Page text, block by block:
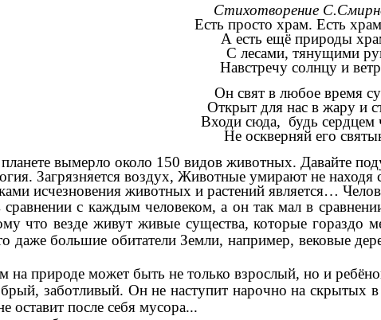
Стихотворение
Есть просто храм. Есть
А есть ещё природы
С лесами, тянущими
Навстречу солнцу и
Он свят в любое время
Открыт для нас в жару и
Входи сюда, будь сердцем
Не оскверняй его
вымерло около 150 видов животных. Давайте
Загрязняется воздух, Животные умирают не находя
исчезновения животных и растений является…
с каждым человеком, а он так мал в
что везде живут живые существа, которые
большие обитатели Земли, например, вековые
природе может быть не только взрослый, но и
заботливый. Он не наступит нарочно на скрытых
оставит после себя мусора...